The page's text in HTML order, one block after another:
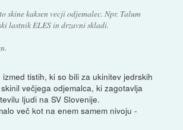
skine kaksen vecji odjemalec. Npr. Talum
lastnik ELES in drzavni skladi.
tistih, ki so bili za ukinitev jedrskih
večjega odjemalca, ki zagotavlja
ljudi na SV Slovenije.
več kot na enem samem nivoju -